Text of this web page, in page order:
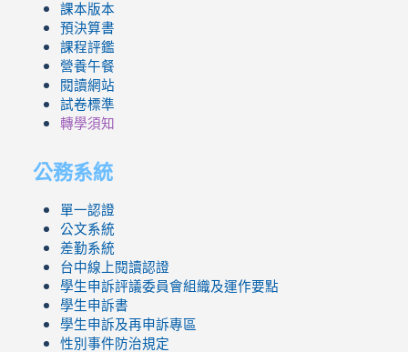
課本版本
預決算書
課程評鑑
營養午餐
閱讀網站
試卷標準
轉學須知
公務系統
單一認證
公文系統
差勤系統
台中線上閱讀認證
學生申訴評議委員會組織及運作要點
學生申訴書
學生申訴及再申訴專區
性別事件防治規定